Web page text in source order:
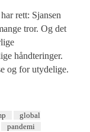
rett: Sjansen
tror. Og det
håndteringer.
og for utydelige.
global
pandemi